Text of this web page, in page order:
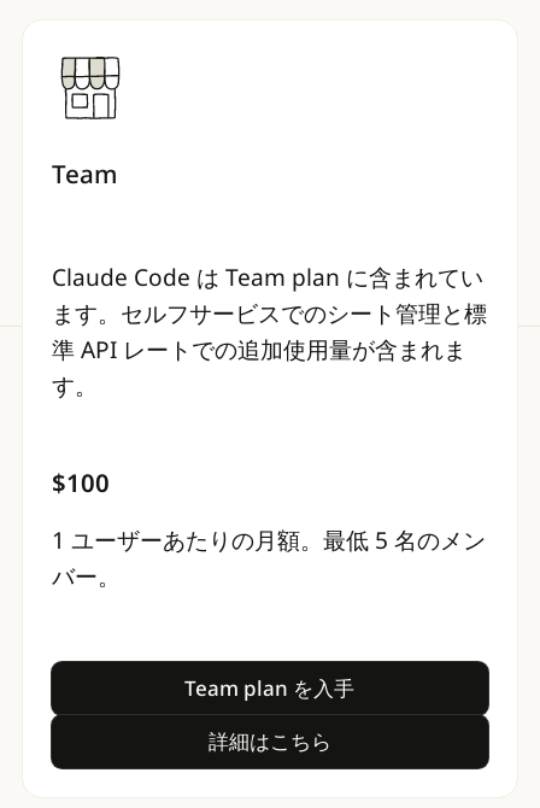
Team
Claude Code は Team plan に含まれてい
ます。セルフサービスでのシート管理と標
準 API レートでの追加使用量が含まれま
す。
$100
1 ユーザーあたりの月額。最低 5 名のメン
バー。
Team plan を入手
詳細はこちら